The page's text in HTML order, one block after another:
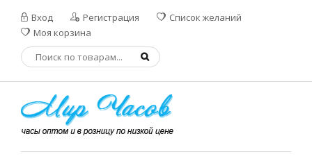
Вход Регистрация
Список желаний
Моя корзина